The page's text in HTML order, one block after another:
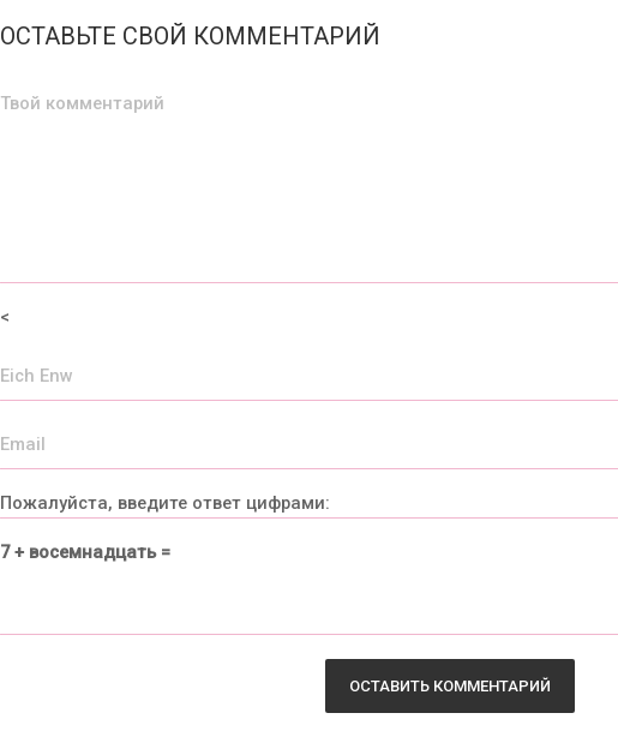
ОСТАВЬТЕ СВОЙ КОММЕНТАРИЙ
<
Пожалуйста, введите ответ цифрами:
7 + восемнадцать =